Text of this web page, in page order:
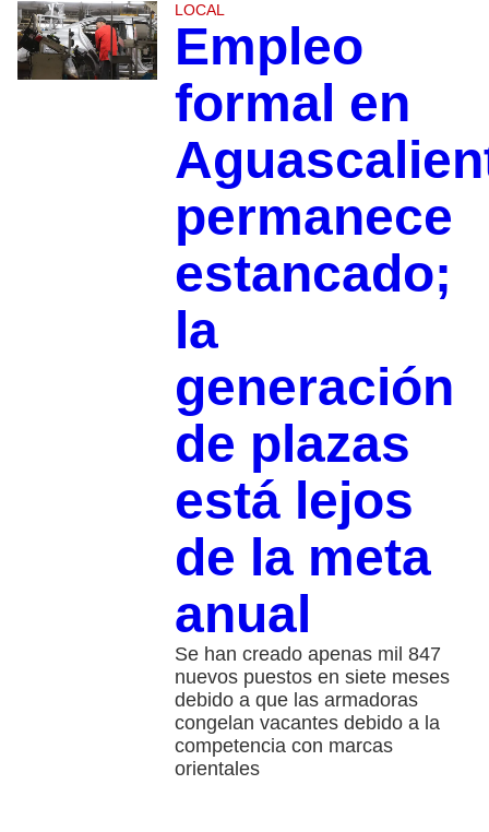
LOCAL
Empleo
formal en
permanece
estancado;
la
generación
de plazas
está lejos
de la meta
anual
Se han creado apenas mil 847
nuevos puestos en siete meses
debido a que las armadoras
congelan vacantes debido a la
competencia con marcas
orientales